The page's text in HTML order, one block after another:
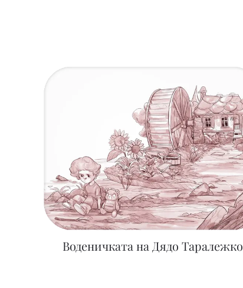
Воденичката на Дядо Таралежко